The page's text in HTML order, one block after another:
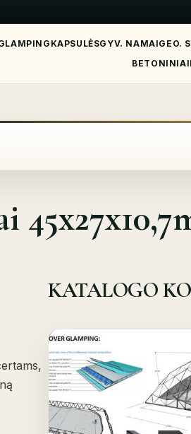
KAPSULĖSGYV. NAMAIGEO.
BETONINIAI
KATALOGO
Details
Offer!
Quick View